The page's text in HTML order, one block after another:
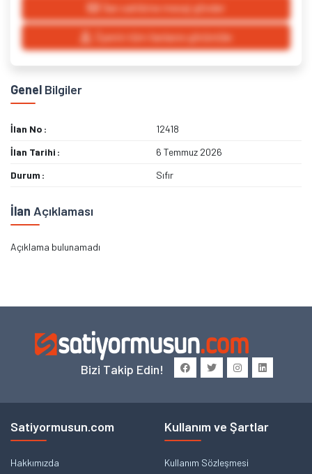
İlan sahibine mesaj gönder
Üyenin tüm ilanlarını görüntüle
Genel Bilgiler
İlan No
12418
İlan Tarihi
6 Temmuz 2026
Durum
Sıfır
İlan Açıklaması
Açıklama bulunamadı
Bizi Takip Edin!
Satiyormusun.com
Hakkımızda
Kullanım ve Şartlar
Kullanım Sözleşmesi